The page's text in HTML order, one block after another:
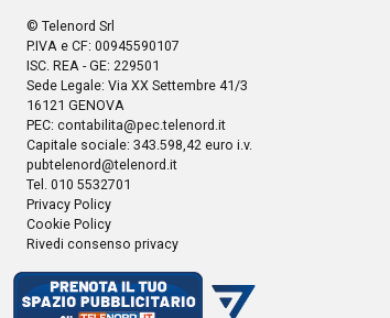
© Telenord Srl
P.IVA e CF: 00945590107
ISC. REA - GE: 229501
Sede Legale: Via XX Settembre 41/3
16121 GENOVA
PEC: contabilita@pec.telenord.it
Capitale sociale: 343.598,42 euro i.v.
pubtelenord@telenord.it
Tel. 010 5532701
Privacy Policy
Cookie Policy
Rivedi consenso privacy